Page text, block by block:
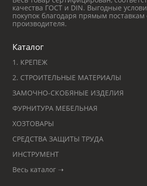
качества ГОСТ и DIN. Выгодные
покупок благодаря прямым поставкам
производителя.
Каталог
1. КРЕПЕЖ
2. СТРОИТЕЛЬНЫЕ МАТЕРИАЛЫ
ЗАМОЧНО-СКОБЯНЫЕ ИЗДЕЛИЯ
ФУРНИТУРА МЕБЕЛЬНАЯ
ХОЗТОВАРЫ
СРЕДСТВА ЗАЩИТЫ ТРУДА
ИНСТРУМЕНТ
Весь каталог ➝